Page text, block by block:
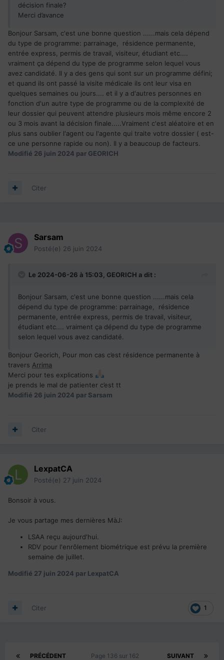
décision finale?
Merci d’avance
Bonjour Sarsam, c'est une bonne question ......mais cela dépend
du type de programme: parrainage, résidence permanente,
entrée express, permis de travail, visiteur, étudiant etc....
vraiment ça dépend du type de programme selon lequel vous
avez candidaté. Il y a des gens qui sont sur un programme défini;
et quand ils ont passé la visite médicale ils ont leur visa en
quelques semaines ou jours.... et il y a d'autres personnes en
fonction d'un autre type de programme ou de la complexité de
leur dossier qui peuvent attendre plusieurs mois même encore 2
ou 3 mois avant la décision finale.....Vraiment c'est aléatoire et en
plus sans oublier l'agent ou l'agente qui traite votre dossier ( est-
ce une personne rapide ou non). Il y a beaucoup de facteurs.
Modifié 26 juin 2024 par GEORICH
Citer
Sarsam
Posté(e) 26 juin 2024
Le 2024-06-26 à 15:03, GEORICH a dit :
Bonjour Sarsam, c'est une bonne question ......mais cela
dépend du type de programme: parrainage, résidence
permanente, entrée express, permis de travail, visiteur,
étudiant etc.... vraiment ça dépend du type de programme
selon lequel vous avez candidaté.
Bonjour Georich, Pour mon cas c’est résidence permanente à
travers Arrima
Merci pour tes explications
je prends le mal de patienter c’est tt
Modifié 26 juin 2024 par Sarsam
Citer
LexpatCA
Posté(e) 27 juin 2024
Bonsoir à vous.
Je vous partage mes dernières MàJ:
LSAA reçu aujourd'hui.
RDV pour l'enrôlement biométrique est prévu la première
semaine de juillet.
Modifié 27 juin 2024 par LexpatCA
1
Citer
PRÉCÉDENT SUIVANT
Page 136 sur 162